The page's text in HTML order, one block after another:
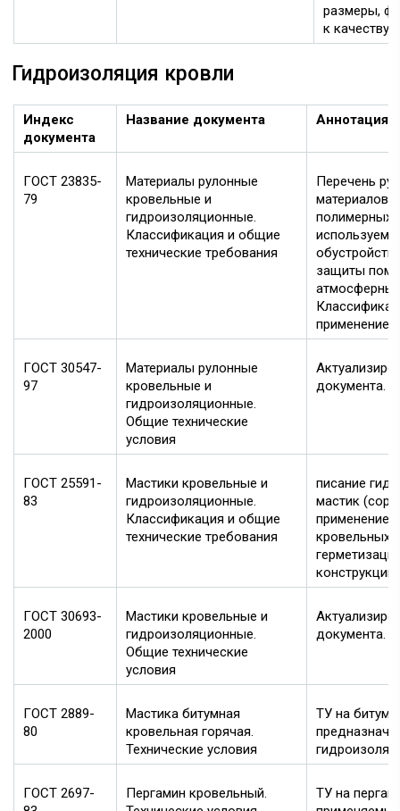
размеры,
к качеству.
Гидроизоляция кровли
Индекс
документа
Название документа Аннотация
ГОСТ 23835-
79
Материалы рулонные
кровельные и
гидроизоляционные.
Классификация и общие
технические требования
Перечень
материалов,
полимерных
защиты
применение
ГОСТ 30547-
97
Материалы рулонные
кровельные и
гидроизоляционные.
Общие технические
условия
документа.
ГОСТ 25591-
83
Мастики кровельные и
гидроизоляционные.
Классификация и общие
технические требования
писание
мастик
кровельных
конструкций
ГОСТ 30693-
2000
Мастики кровельные и
гидроизоляционные.
Общие технические
условия
документа.
ГОСТ 2889-
80
Мастика битумная
кровельная горячая.
Технические условия
ТУ на
ГОСТ 2697-
Пергамин кровельный.
ТУ на